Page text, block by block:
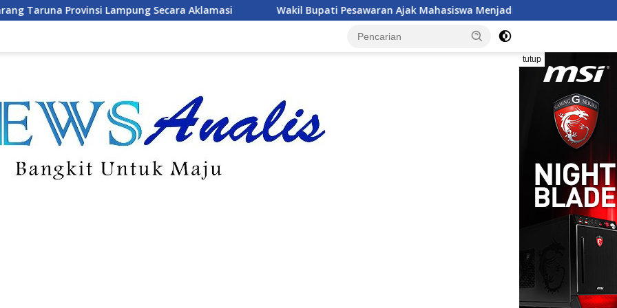
Secara Aklamasi Wakil Bupati Pesawaran Ajak Mahasiswa Menjadi Pemimpin Adaptif, Berintegritas, dan Berdampak
tutup